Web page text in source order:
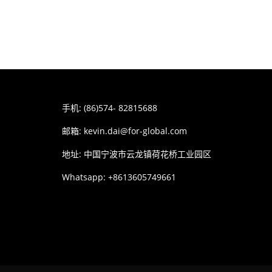
手机: (86)574- 82815688
邮箱: kevin.dai@for-global.com
地址: 中国宁波市云龙镇荷花桥工业园区
Whatsapp: +8613605749661